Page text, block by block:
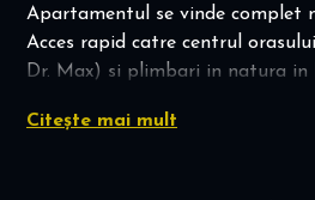
Apartamentul se vinde
Acces rapid catre centrul
Dr. Max) si plimbari in natura in
restaurante.
Citește mai mult